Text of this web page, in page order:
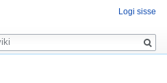
Logi sisse